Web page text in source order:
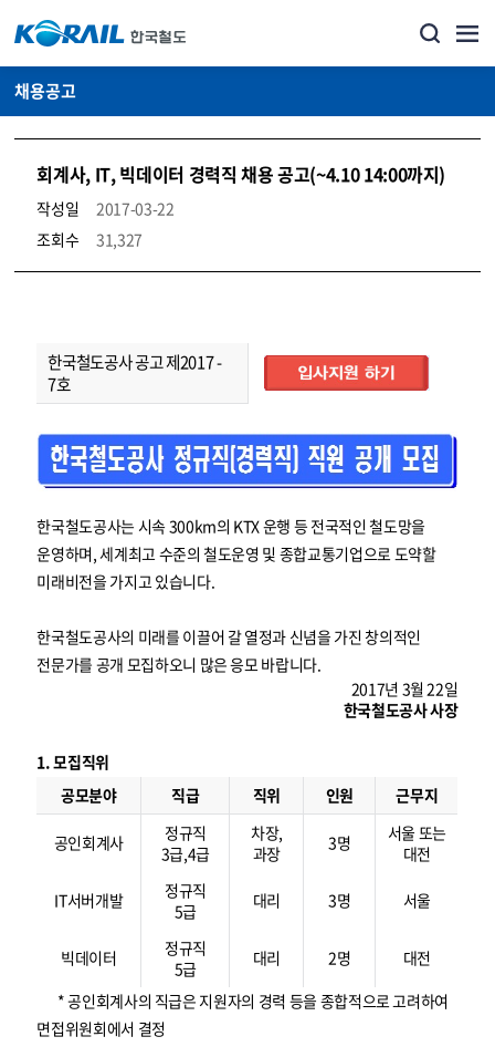
채용공고
회계사, IT, 빅데이터 경력직 채용 공고(~4.10 14:00까지)
작성일
2017-03-22
조회수
31,327
코레일소개_경영공시_채용공고 상세보기 – 내용, 파일, 담당자 연락처로 구성
한국철도공사 공고 제2017 -
7호
한국철도공사는 시속 300km의 KTX 운행 등 전국적인 철도망을
운영하며, 세계최고 수준의 철도운영 및 종합교통기업으로 도약할
미래비전을 가지고 있습니다.
한국철도공사의 미래를 이끌어 갈 열정과 신념을 가진 창의적인
전문가를 공개 모집하오니 많은 응모 바랍니다.
2017년 3월 22일
한국철도공사 사장
1. 모집직위
공모분야 직급 직위 인원 근무지
공인회계사
정규직
3급,4급
차장,
과장
3명
서울 또는
대전
IT서버개발
정규직
5급
대리 3명 서울
빅데이터
정규직
5급
대리 2명
대전
* 공인회계사의 직급은 지원자의 경력 등을 종합적으로 고려하여
면접위원회에서 결정